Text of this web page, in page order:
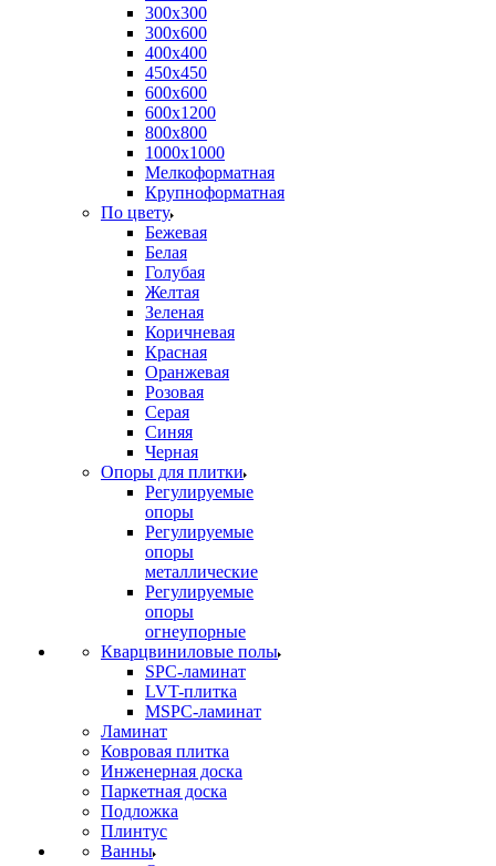
300х300
300х600
400х400
450х450
600х600
600х1200
800х800
1000х1000
Мелкоформатная
Крупноформатная
По цвету
Бежевая
Белая
Голубая
Желтая
Зеленая
Коричневая
Красная
Оранжевая
Розовая
Серая
Синяя
Черная
Опоры для плитки
Регулируемые
опоры
Регулируемые
опоры
металлические
Регулируемые
опоры
огнеупорные
Кварцвиниловые полы
SPC-ламинат
LVT-плитка
MSPC-ламинат
Ламинат
Ковровая плитка
Инженерная доска
Паркетная доска
Подложка
Плинтус
Ванны